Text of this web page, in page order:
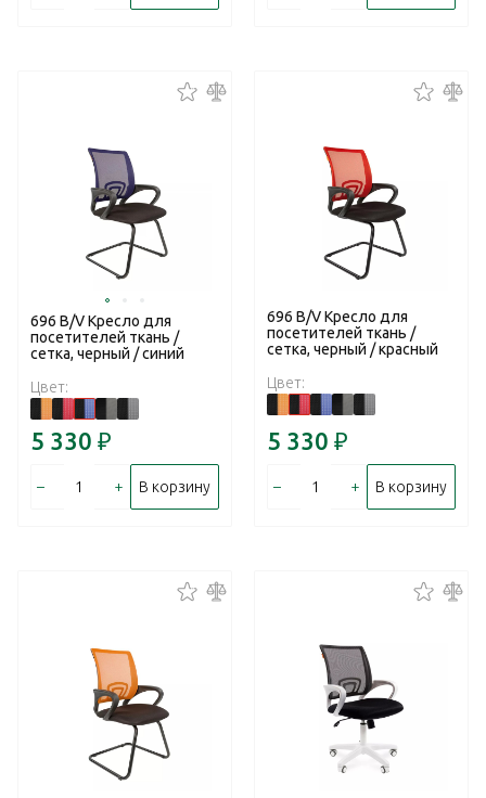
696 В/V Кресло для
посетителей ткань /
сетка, черный / синий
Цвет:
5 330 ₽
– + В корзину
696 В/V Кресло для
посетителей ткань /
сетка, черный / красный
Цвет:
5 330 ₽
– + В корзину